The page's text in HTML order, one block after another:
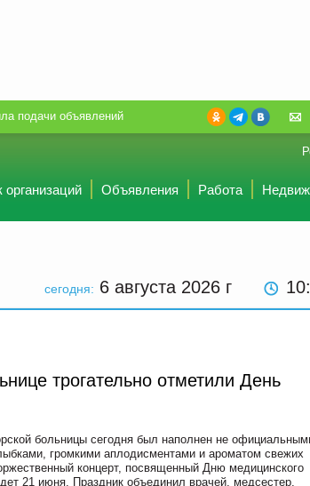
подачи объявлений
организаций Объявления Работа
сегодня: 6 августа 2026 г 10
трогательно отметили День
больницы сегодня был наполнен не
громкими аплодисментами и ароматом свежих
концерт, посвященный Дню медицинского
21 июня. Праздник объединил врачей, медсестер,